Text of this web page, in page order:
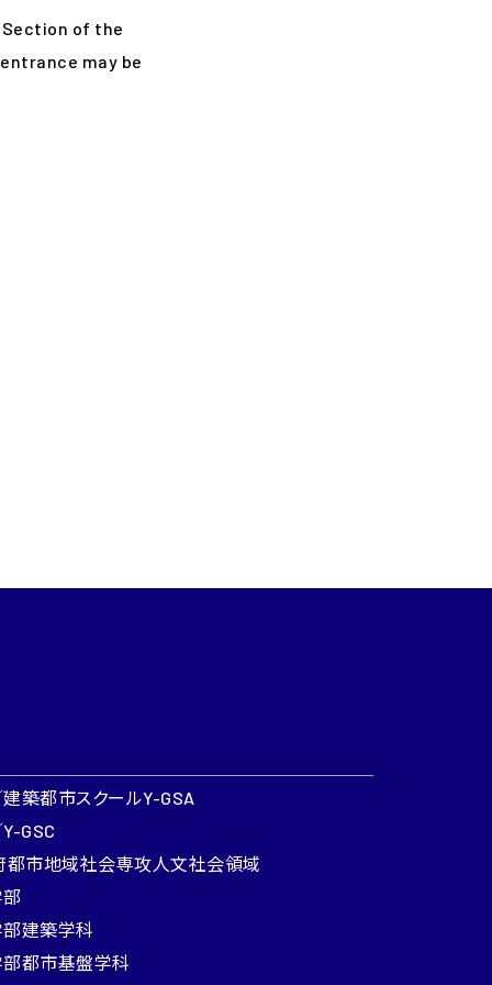
of the
may be
築都市スクールY-GSA
GSC
都市地域社会専攻人文社会領域
建築学科
都市基盤学科